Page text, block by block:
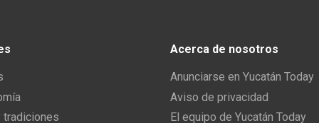
tradiciones
Acerca de nosotros
Anunciarse en Yucatán Today
Aviso de privacidad
El equipo de Yucatán Today